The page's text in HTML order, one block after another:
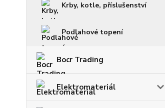
Krby, kotle, příslušenství
Podlahové topení
Bocr Trading
Elektromateriál